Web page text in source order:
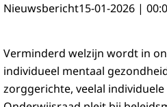
Nieuwsbericht15-01-2026 |
Verminderd welzijn wordt in
individueel mentaal
zorggerichte, veelal